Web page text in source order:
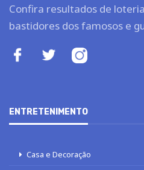
Confira resultados de
bastidores dos famosos e
ENTRETENIMENTO
Casa e Decoração